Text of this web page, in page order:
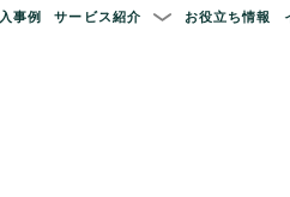
事例 サービス紹介 お役立ち情報